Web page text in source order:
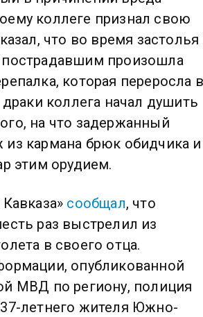
коллеге признал свою
что во время застолья
произошла
которая переросла
коллега начал душить
на что задержанный
кармана брюк обидчика и
этим орудием.
сообщал, что
раз выстрелил из
в своего отца.
опубликованной
МВД по региону, полиция
летнего жителя Южно-